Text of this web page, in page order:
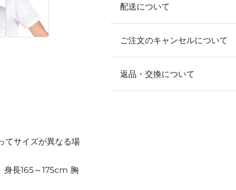
配送について
ご注文のキャンセルについて
返品・交換について
てサイズが異なる場
長165～175cm 胸